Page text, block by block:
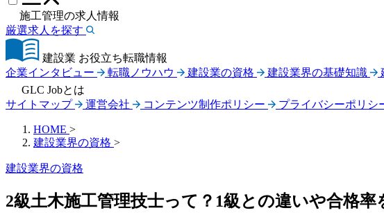
施工管理の求人情報
厳選求人を探す
建設業 お役立ち転職情報
企業インタビュー
転職ノウハウ 建設業の資格 建設業界の基礎知識
GLC Jobとは
サイトマップ
運営会社 コンテンツ制作ポリシー プライバシーポリシ
HOME >
建設業界の資格 >
建設業界の資格
2級土木施工管理技士って？1級との違いや合格率